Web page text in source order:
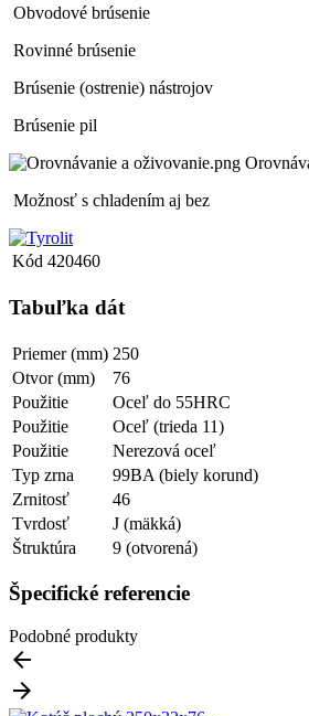
Obvodové brúsenie
Rovinné brúsenie
Brúsenie (ostrenie) nástrojov
Brúsenie pil
Možnosť s chladením aj bez
Kód 420460
Tabuľka dát
Priemer (mm) 250
Otvor (mm)
76
Použitie
Oceľ do 55HRC
Použitie
Oceľ (trieda 11)
Použitie
Nerezová oceľ
Typ zrna
99BA (biely korund)
Zrnitosť
46
Tvrdosť
J (mäkká)
Štruktúra
9 (otvorená)
Špecifické referencie
Podobné produkty

